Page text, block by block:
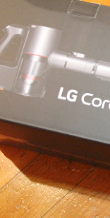
3 個超值 MHN 飛人
Locawhere AnyTo
小體積 40000mAh 超
97.3% 恢復率，資料
磁碟系統大風吹 有了
全新 SONY Xperia 1
Xiaomi 14 Ultra 開
vivo TWS 3e 真無線
MSI Claw 掌機專屬配
人像旗艦 vivo V30 系
多個願望一次滿足 超
一吸完美對位 擁有超
Motorola edge 70
近八千元的